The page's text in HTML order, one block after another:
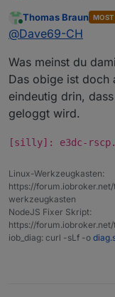
Aber
Online
Thomas Braun
@Dave69-CH
Was meinst du
Das obige ist doch
eindeutig drin,
geloggt wird.
[silly]: e3dc-
Linux-Werkzeugkasten:
https://
werkzeugkasten
NodeJS Fixer Skript:
https://
iob_diag: curl -sLf -o